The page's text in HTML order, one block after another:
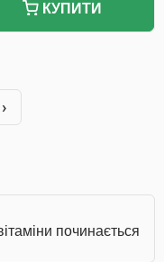
КУПИТИ
›
починається